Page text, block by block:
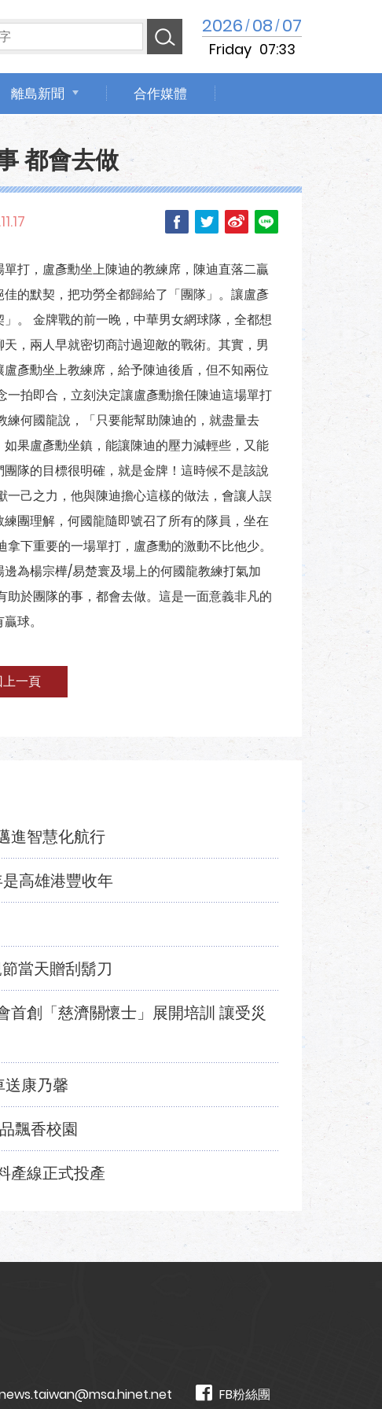
2026/08/07
Friday 07:33
離島新聞 合作媒體
都會去做
打，盧彥勳坐上陳迪的教練席，陳迪直落二贏
的默契，把功勞全都歸給了「團隊」。讓盧彥
。 金牌戰的前一晚，中華男女網球隊，全都想
，兩人早就密切商討過迎敵的戰術。其實，男
彥勳坐上教練席，給予陳迪後盾，但不知兩位
拍即合，立刻決定讓盧彥勳擔任陳迪這場單打
何國龍說，「只要能幫助陳迪的，就盡量去
果盧彥勳坐鎮，能讓陳迪的壓力減輕些，又能
隊的目標很明確，就是金牌！這時候不是該說
己之力，他與陳迪擔心這樣的做法，會讓人誤
團理解，何國龍隨即號召了所有的隊員，坐在
下重要的一場單打，盧彥勳的激動不比他少。
為楊宗樺/易楚寰及場上的何國龍教練打氣加
於團隊的事，都會去做。這是一面意義非凡的
球。
一頁
進智慧化航行
高雄港豐收年
當天贈刮鬍刀
首創「慈濟關懷士」展開培訓 讓受災
康乃馨
飄香校園
產線正式投產
FB粉絲團